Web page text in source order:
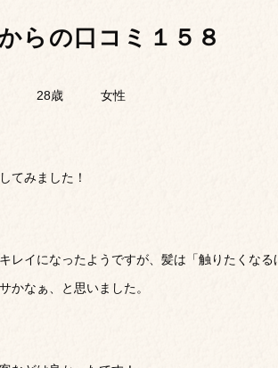
らの口コミ１５８
様 28歳 女性
てみました！
レイになったようですが、髪は「触りたくな
かなぁ、と思いました。